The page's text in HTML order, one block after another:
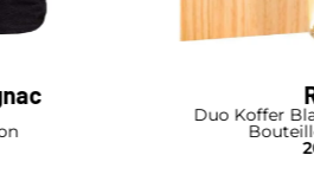
Duo Koffer